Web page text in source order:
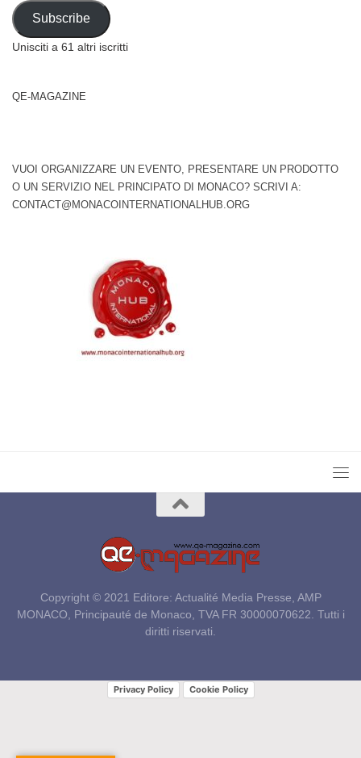
Address
Subscribe
Unisciti a 61 altri iscritti
QE-MAGAZINE
VUOI ORGANIZZARE UN EVENTO, PRESENTARE UN PRODOTTO
O UN SERVIZIO NEL PRINCIPATO DI MONACO? SCRIVI A:
CONTACT@MONACOINTERNATIONALHUB.ORG
Copyright © 2021 Editore: Actualité Media Presse, AMP
MONACO, Principauté de Monaco, TVA FR 30000070622. Tutti i
diritti riservati.
Privacy Policy Cookie Policy